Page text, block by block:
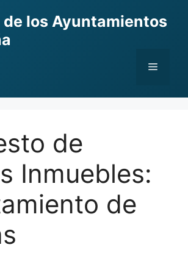
los Ayuntamientos
Menu
de
Inmuebles:
de